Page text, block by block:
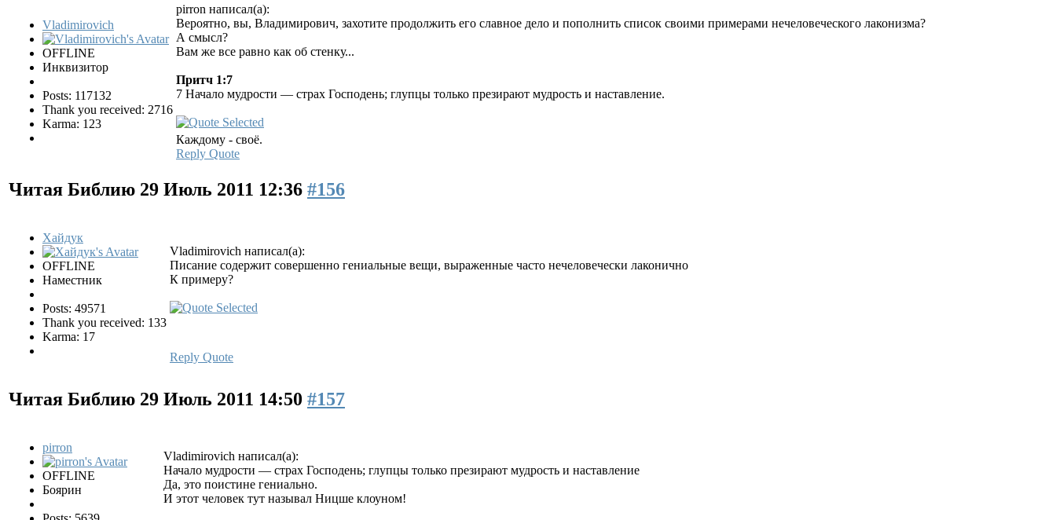
Vladimirovich
OFFLINE
Инквизитор
Posts: 117132
Thank you received: 2716
Karma: 123
pirron написал(а):
Вероятно, вы, Владимирович, захотите продолжить его славное дело и пополнить список своими примерами нечеловеческого лаконизма?
А смысл?
Вам же все равно как об стенку...
Притч 1:7
7 Начало мудрости — страх Господень; глупцы только презирают мудрость и наставление.
Каждому - своё.
Reply Quote
Читая Библию 29 Июль 2011 12:36 #156
Хайдук
OFFLINE
Наместник
Posts: 49571
Thank you received: 133
Karma: 17
Vladimirovich написал(а):
Писание содержит совершенно гениальные вещи, выраженные часто нечеловечески лаконично
К примеру?
Reply Quote
Читая Библию 29 Июль 2011 14:50 #157
pirron
OFFLINE
Боярин
Vladimirovich написал(а):
Начало мудрости — страх Господень; глупцы только презирают мудрость и наставление
Да, это поистине гениально.
И этот человек тут называл Ницше клоуном!